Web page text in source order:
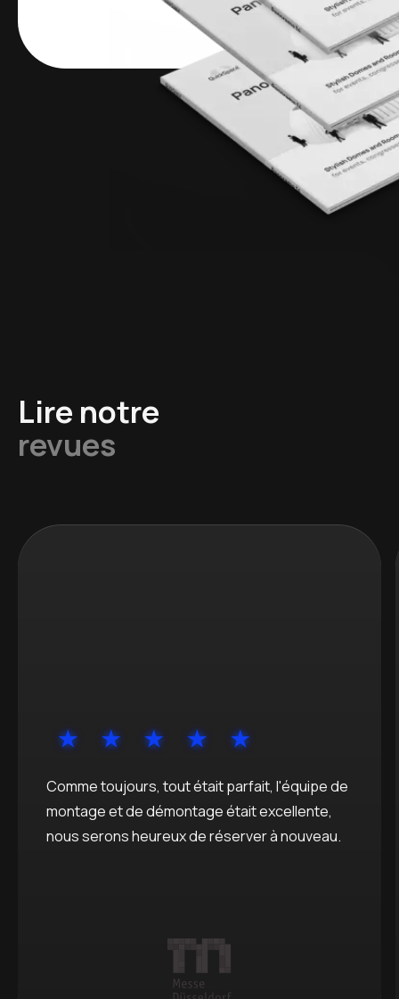
Lire notre
revues
Comme toujours, tout était parfait, l'équipe de
montage et de démontage était excellente,
nous serons heureux de réserver à nouveau.